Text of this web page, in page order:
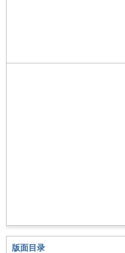
版面目录